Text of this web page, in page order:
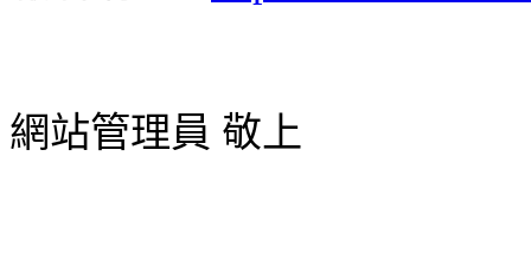
網站管理員 敬上